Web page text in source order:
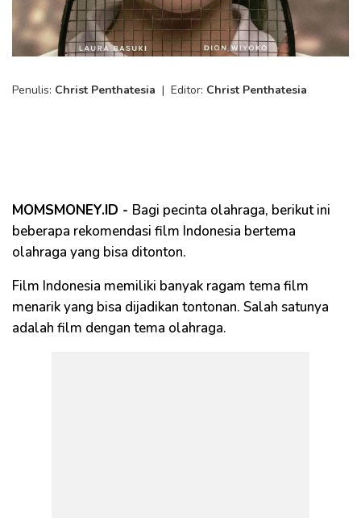
Penulis: Christ Penthatesia | Editor: Christ Penthatesia
MOMSMONEY.ID - Bagi pecinta olahraga, berikut ini
beberapa rekomendasi film Indonesia bertema
olahraga yang bisa ditonton.
Film Indonesia memiliki banyak ragam tema film
menarik yang bisa dijadikan tontonan. Salah satunya
adalah film dengan tema olahraga.